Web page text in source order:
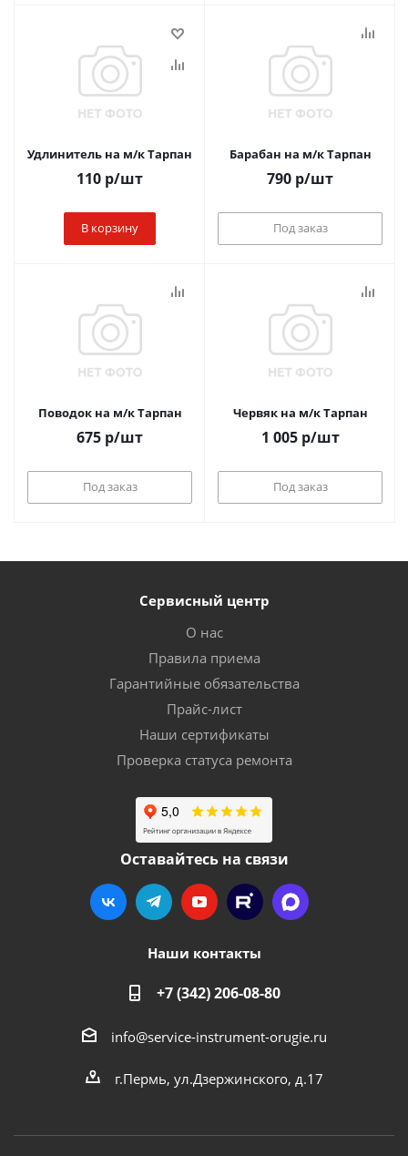
Удлинитель на м/к Тарпан
110 р/шт
В корзину
Барабан на м/к Тарпан
790 р/шт
Под заказ
Поводок на м/к Тарпан
675 р/шт
Под заказ
Червяк на м/к Тарпан
1 005р/шт
Под заказ
Сервисный центр
О нас
Правила приема
Гарантийные обязательства
Прайс-лист
Наши сертификаты
Проверка статуса ремонта
Оставайтесь на связи
Наши контакты
+7 (342) 206-08-80
info@service-instrument-orugie.ru
г.Пермь, ул.Дзержинского, д.17